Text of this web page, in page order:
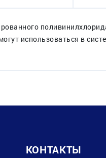
использоваться в
КОНТАКТЫ